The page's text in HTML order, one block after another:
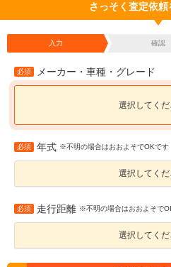
さっそく査定依頼
入力 確認
必須 メーカー・車種・グレード
選択してく
必須 年式 ※不明の場合はおおよそでOKです
選択してく
必須 走行距離 ※不明の場合はおおよそで
選択してく